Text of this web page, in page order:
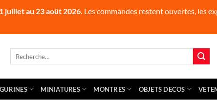
juillet au 23 août 2026. Les commandes restent ouvertes, les
MINIATURES MONTRES OBJETS DECOS